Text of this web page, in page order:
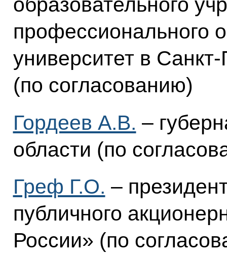
образовательного
профессионального
университет в
(по согласованию)
Гордеев А.В. –
области (по
Греф Г.О. –
публичного
России» (по